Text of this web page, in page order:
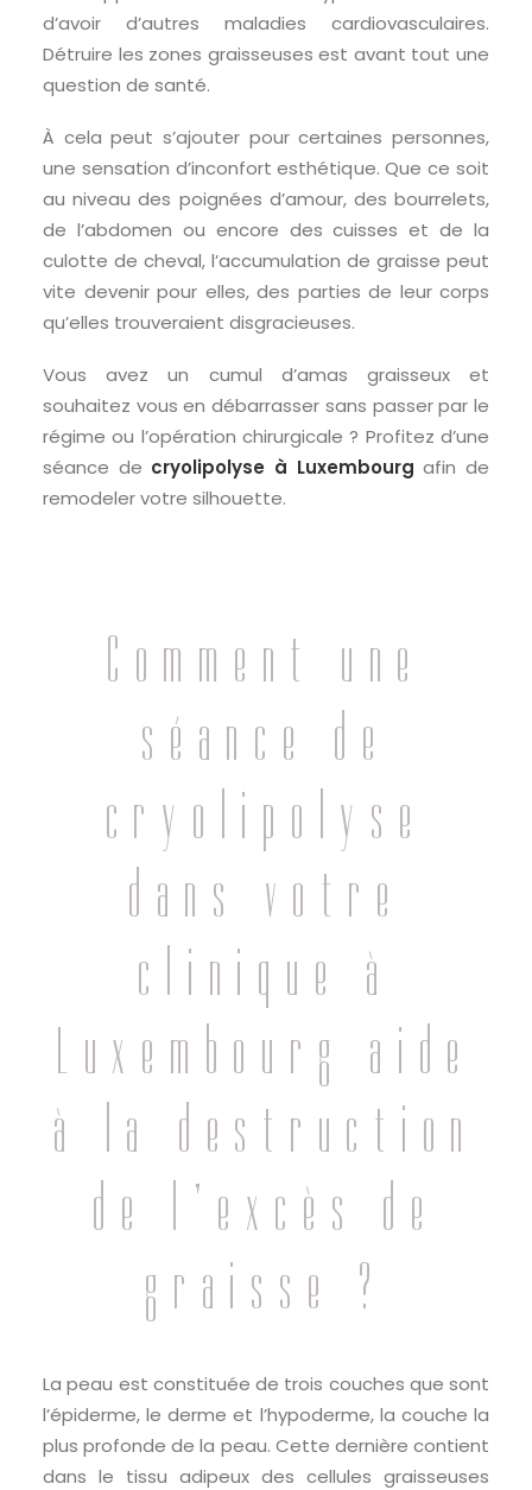
d’avoir d’autres maladies cardiovasculaires.
Détruire les zones graisseuses est avant tout une
question de santé.
À cela peut s’ajouter pour certaines personnes,
une sensation d’inconfort esthétique. Que ce soit
au niveau des poignées d’amour, des bourrelets,
de l’abdomen ou encore des cuisses et de la
culotte de cheval, l’accumulation de graisse peut
vite devenir pour elles, des parties de leur corps
qu’elles trouveraient disgracieuses.
Vous avez un cumul d’amas graisseux et
souhaitez vous en débarrasser sans passer par le
régime ou l’opération chirurgicale ? Profitez d’une
séance de cryolipolyse à Luxembourg afin de
remodeler votre silhouette.
Comment une
séance de
cryolipolyse
dans votre
clinique à
Luxembourg aide
à la destruction
de l’excès de
graisse ?
La peau est constituée de trois couches que sont
l’épiderme, le derme et l’hypoderme, la couche la
plus profonde de la peau. Cette dernière contient
dans le tissu adipeux des cellules graisseuses